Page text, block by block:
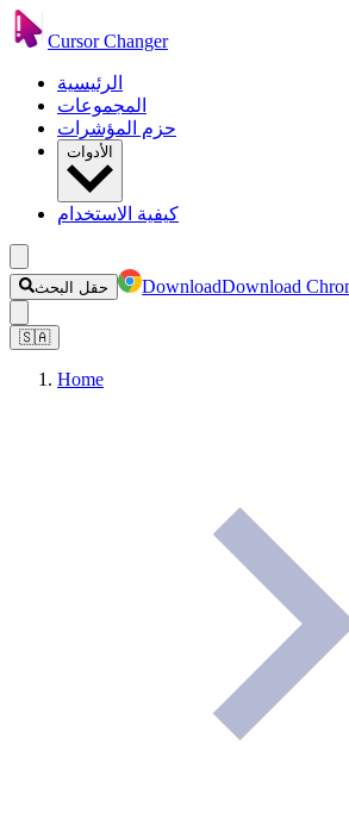
Cursor Changer
الرئيسية
المجموعات
حزم المؤشرات
الأدوات
كيفية الاستخدام
حقل البحث DownloadDownload
🇸🇦
Home